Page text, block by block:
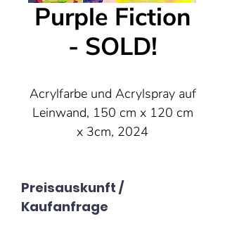
Purple Fiction
- SOLD!
Acrylfarbe und Acrylspray auf
Leinwand, 150 cm x 120 cm
x 3cm, 2024
Preisauskunft /
Kaufanfrage